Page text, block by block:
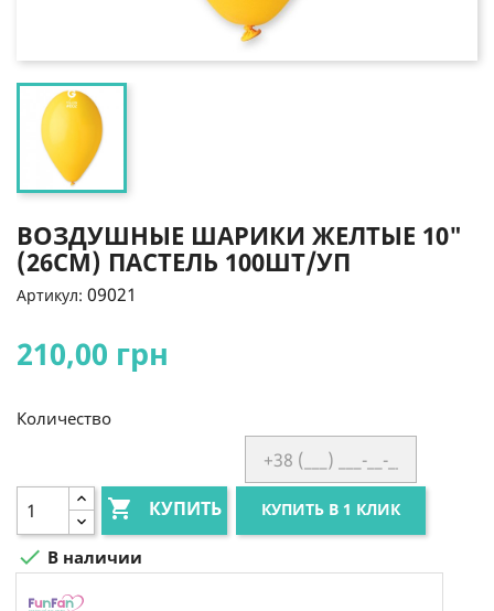
ВОЗДУШНЫЕ ШАРИКИ ЖЕЛТЫЕ 10"
(26СМ) ПАСТЕЛЬ 100ШТ/УП
Артикул: 09021
210,00 грн
Количество
 КУПИТЬ КУПИТЬ В 1 КЛИК
 В наличии